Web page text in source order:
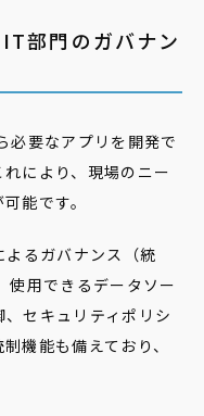
部門のガバナン
要なアプリを開発で
により、現場のニー
能です。
るガバナンス（統
用できるデータソー
セキュリティポリシ
機能も備えており、